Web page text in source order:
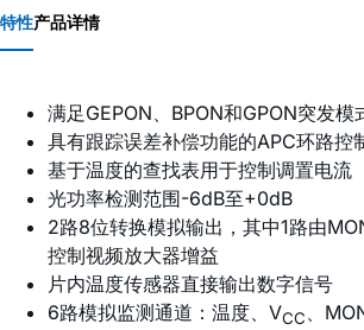
特性产品详情
满足GEPON、BPON和GPON突发模
具有跟踪误差补偿功能的APC环路控
基于温度的查找表用于控制调置电流
光功率检测范围-6dB至+0dB
2路8位转换模拟输出，其中1路由
控制视频放大器增益
片内温度传感器直接输出数字信号
6路模拟监测通道：温度、VCC、